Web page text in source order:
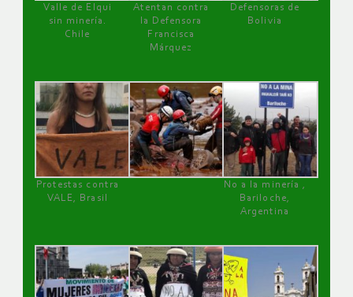
Valle de Elqui
sin minería.
Chile
Atentan contra
la Defensora
Francisca
Márquez
Defensoras de
Bolivia
Protestas contra
VALE, Brasil
No a la minería ,
Bariloche,
Argentina